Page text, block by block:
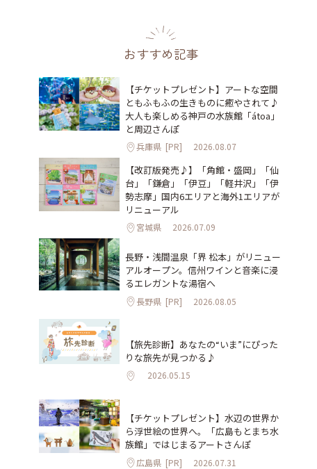
おすすめ記事
【チケットプレゼント】アートな空間
ともふもふの生きものに癒やされて♪
大人も楽しめる神戸の水族館「átoa」
と周辺さんぽ
兵庫県 [PR] 2026.08.07
【改訂版発売♪】「角館・盛岡」「仙
台」「鎌倉」「伊豆」「軽井沢」「伊
勢志摩」国内6エリアと海外1エリアが
リニューアル
宮城県 2026.07.09
長野・浅間温泉「界 松本」がリニュー
アルオープン。信州ワインと音楽に浸
るエレガントな湯宿へ
長野県 [PR] 2026.08.05
【旅先診断】あなたの“いま”にぴった
りな旅先が見つかる♪
2026.05.15
【チケットプレゼント】水辺の世界か
ら浮世絵の世界へ。「広島もとまち水
族館」ではじまるアートさんぽ
広島県 [PR] 2026.07.31